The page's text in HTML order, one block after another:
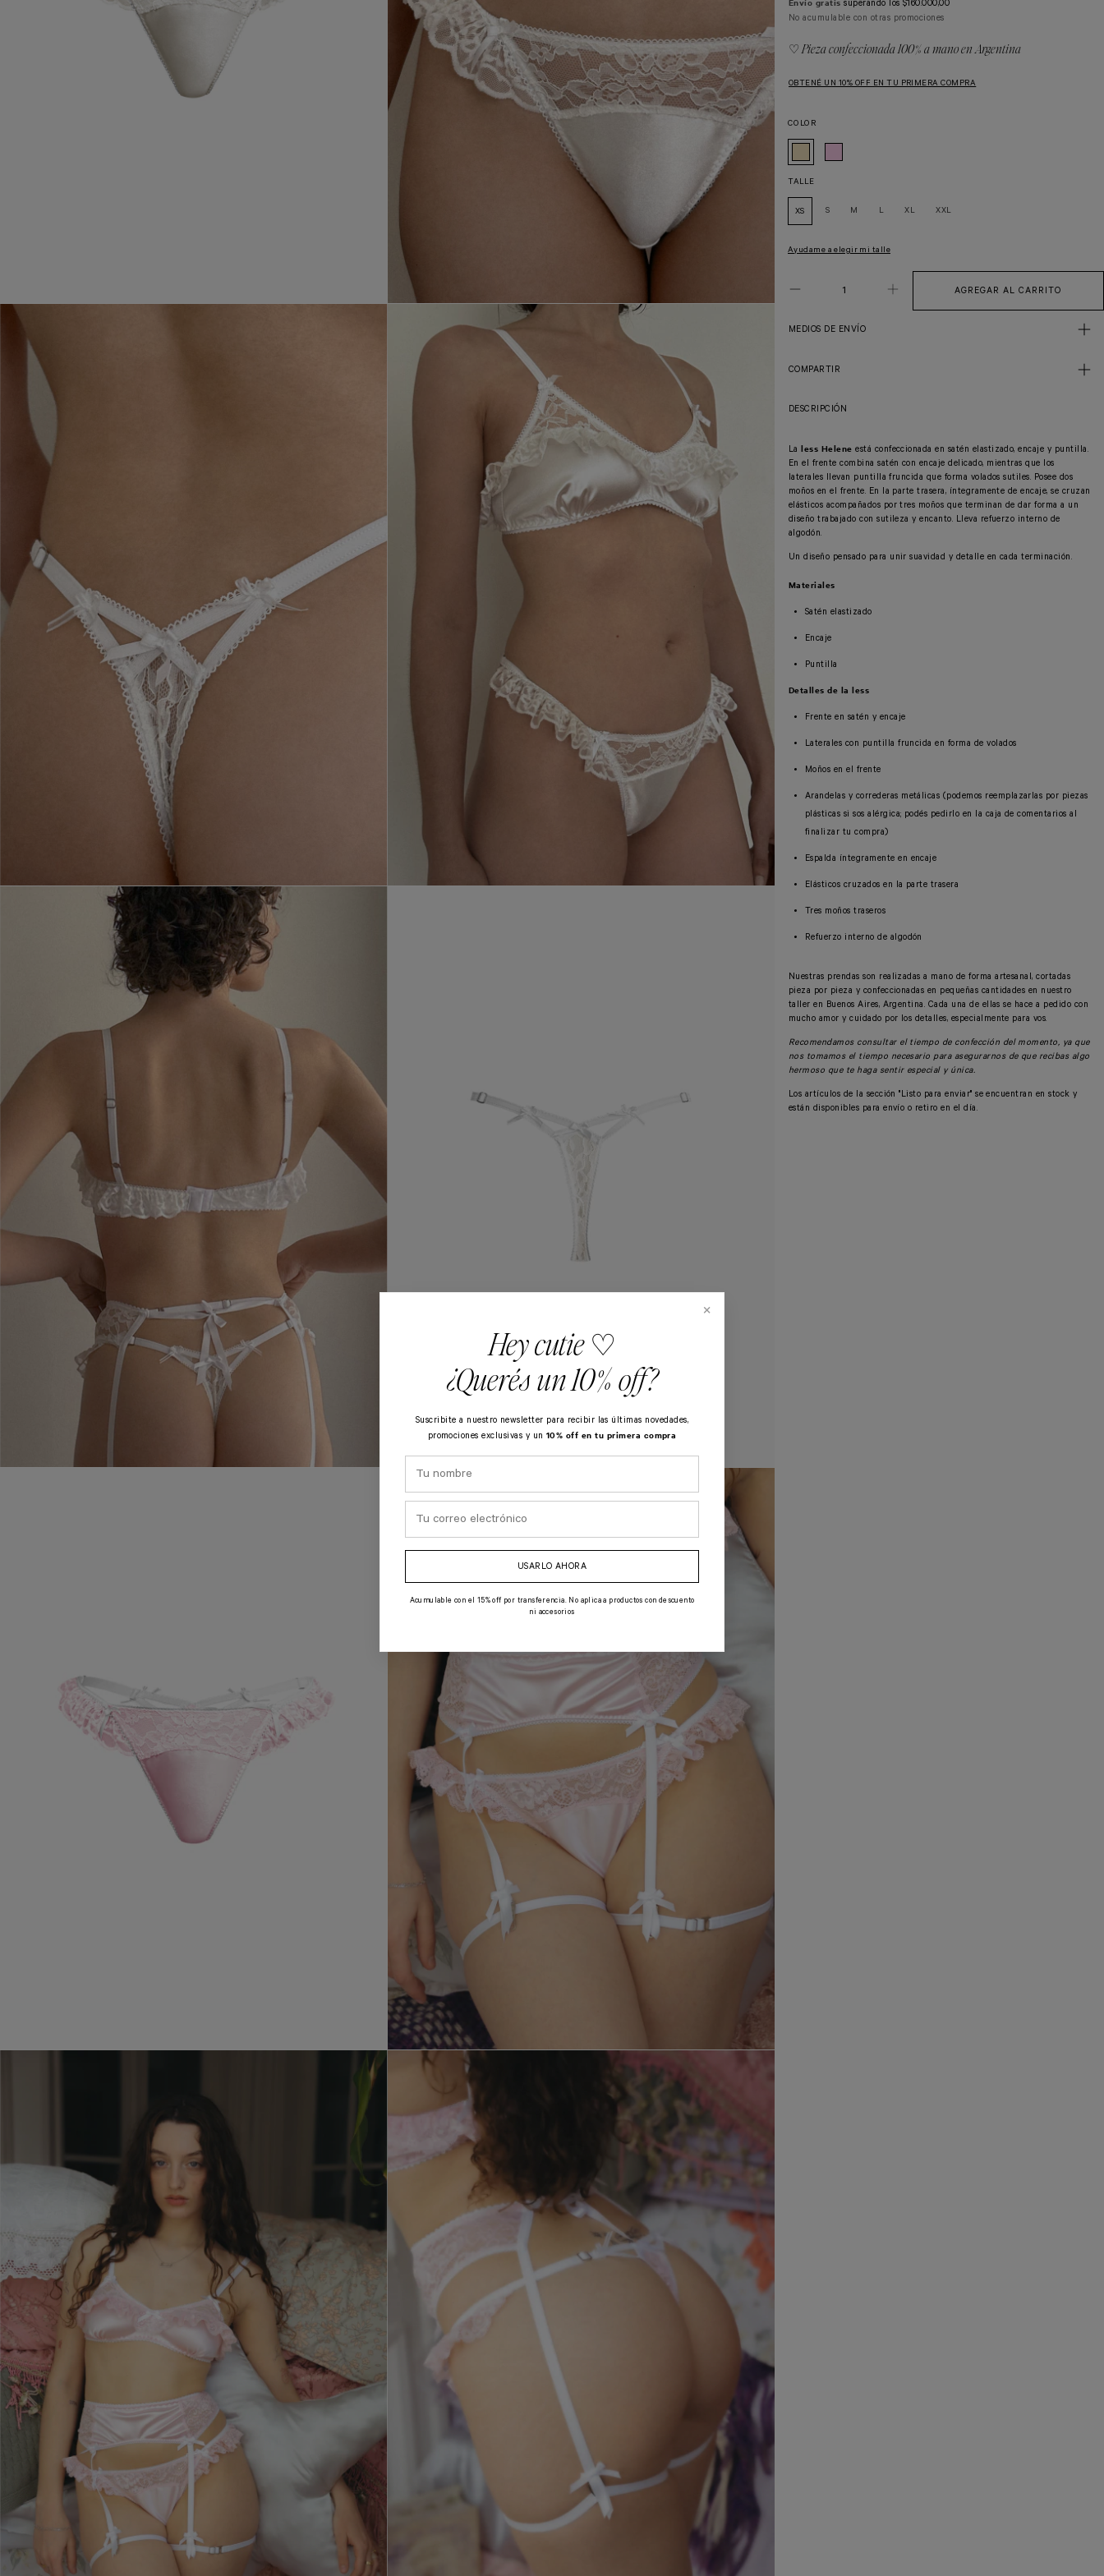
Envío gratis superando los $160.000,00
No acumulable con otras promociones
♡ Pieza confeccionada 100% a mano en Argentina
OBTENÉ UN 10% OFF EN TU PRIMERA COMPRA
COLOR
TALLE
XS S M L XL XXL
Ayudame a elegir mi talle
MEDIOS DE ENVÍO
COMPARTIR
DESCRIPCIÓN
La less Helene está confeccionada en satén elastizado, encaje y puntilla.
En el frente combina satén con encaje delicado, mientras que los
laterales llevan puntilla fruncida que forma volados sutiles. Posee dos
moños en el frente. En la parte trasera, íntegramente de encaje, se cruzan
elásticos acompañados por tres moños que terminan de dar forma a un
diseño trabajado con sutileza y encanto. Lleva refuerzo interno de
algodón.
Un diseño pensado para unir suavidad y detalle en cada terminación.
Materiales
Satén elastizado
Encaje
Puntilla
Detalles de la less
Frente en satén y encaje
Laterales con puntilla fruncida en forma de volados
Moños en el frente
Arandelas y correderas metálicas (podemos reemplazarlas por piezas
plásticas si sos alérgica; podés pedirlo en la caja de comentarios al
finalizar tu compra)
Espalda íntegramente en encaje
Elásticos cruzados en la parte trasera
Tres moños traseros
Refuerzo interno de algodón
Nuestras prendas son realizadas a mano de forma artesanal, cortadas
pieza por pieza y confeccionadas en pequeñas cantidades en nuestro
taller en Buenos Aires, Argentina. Cada una de ellas se hace a pedido con
mucho amor y cuidado por los detalles, especialmente para vos.
Recomendamos consultar el tiempo de confección del momento, ya que
nos tomamos el tiempo necesario para asegurarnos de que recibas algo
hermoso que te haga sentir especial y única.
Los artículos de la sección "Listo para enviar" se encuentran en stock y
están disponibles para envío o retiro en el día.
×
Hey cutie ♡
¿Querés un 10% off?
Suscribite a nuestro newsletter para recibir las últimas novedades,
promociones exclusivas y un 10% off en tu primera compra
USARLO AHORA
Acumulable con el 15% off por transferencia. No aplica a productos con descuento
ni accesorios